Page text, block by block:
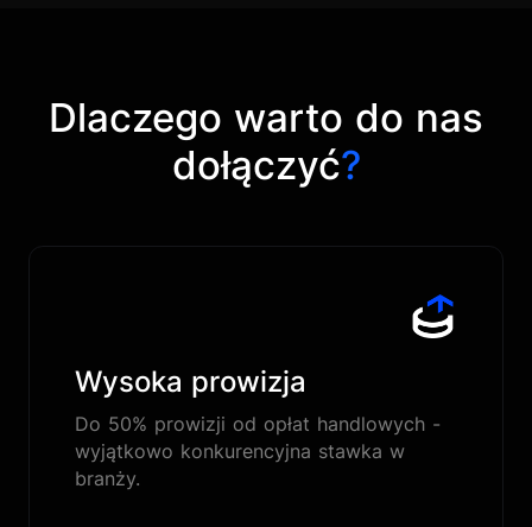
Dlaczego warto do nas
dołączyć?
Wysoka prowizja
Do 50% prowizji od opłat handlowych -
wyjątkowo konkurencyjna stawka w
branży.